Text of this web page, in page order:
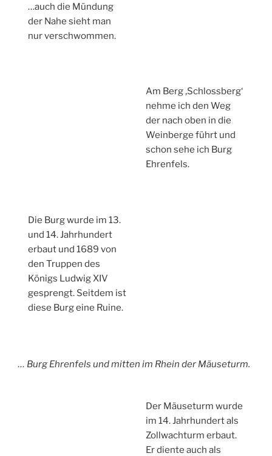
…auch die Mündung
der Nahe sieht man
nur verschwommen.
Am Berg ‚Schlossberg‘
nehme ich den Weg
der nach oben in die
Weinberge führt und
schon sehe ich Burg
Ehrenfels.
Die Burg wurde im 13.
und 14. Jahrhundert
erbaut und 1689 von
den Truppen des
Königs Ludwig XIV
gesprengt. Seitdem ist
diese Burg eine Ruine.
… Burg Ehrenfels und mitten im Rhein der Mäuseturm.
Der Mäuseturm wurde
im 14. Jahrhundert als
Zollwachturm erbaut.
Er diente auch als